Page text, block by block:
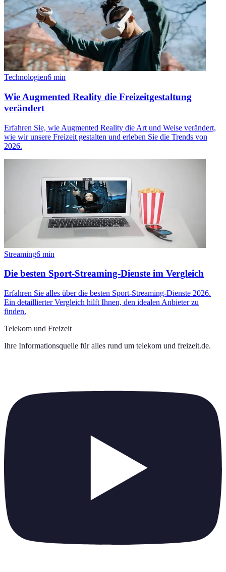
Technologien6 min
Wie Augmented Reality die Freizeitgestaltung
verändert
Erfahren Sie, wie Augmented Reality die Art und Weise verändert,
wie wir unsere Freizeit gestalten und erleben Sie die Trends von
2026.
Streaming6 min
Die besten Sport-Streaming-Dienste im Vergleich
Erfahren Sie alles über die besten Sport-Streaming-Dienste 2026.
Ein detaillierter Vergleich hilft Ihnen, den idealen Anbieter zu
finden.
Telekom und Freizeit
Ihre Informationsquelle für alles rund um telekom und freizeit.de.